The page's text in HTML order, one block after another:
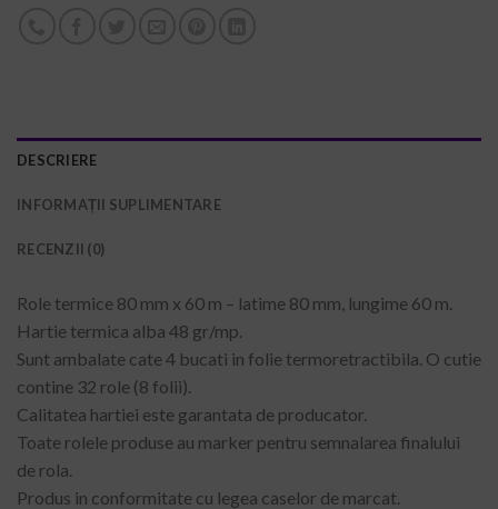
DESCRIERE
INFORMAȚII SUPLIMENTARE
RECENZII (0)
Role termice 80 mm x 60 m – latime 80 mm, lungime 60 m.
Hartie termica alba 48 gr/mp.
Sunt ambalate cate 4 bucati in folie termoretractibila. O cutie
contine 32 role (8 folii).
Calitatea hartiei este garantata de producator.
Toate rolele produse au marker pentru semnalarea finalului
de rola.
Produs in conformitate cu legea caselor de marcat.